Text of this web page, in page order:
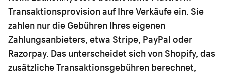
Transaktionsprovision auf Ihre Verkäufe ein. Sie
zahlen nur die Gebühren Ihres eigenen
Zahlungsanbieters, etwa Stripe, PayPal oder
Razorpay. Das unterscheidet sich von Shopify, das
zusätzliche Transaktionsgebühren berechnet,